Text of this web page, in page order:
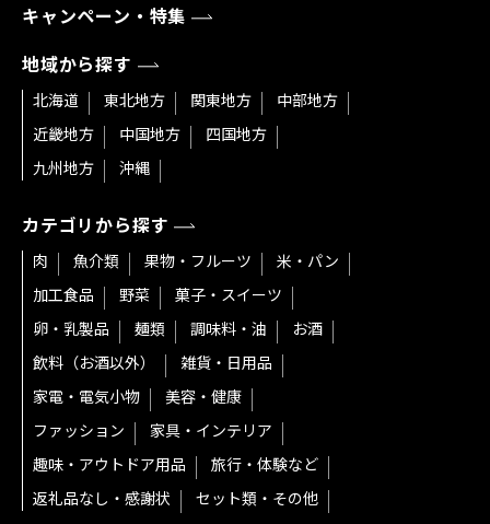
キャンペーン・特集
地域から探す
北海道 東北地方 関東地方
中部地方
近畿地方
中国地方
四国地方
九州地方
沖縄
カテゴリから探す
肉 魚介類 果物・フルーツ
米・パン
加工食品
野菜
菓子・スイーツ
卵・乳製品
麺類 調味料・油
お酒
飲料（お酒以外）
雑貨・日用品
家電・電気小物
美容・健康
ファッション
家具・インテリア
趣味・アウトドア用品
旅行・体験など
返礼品なし・感謝状
セット類・その他